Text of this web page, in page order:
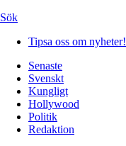
Sök
Tipsa oss om nyheter!
Senaste
Svenskt
Kungligt
Hollywood
Politik
Redaktion